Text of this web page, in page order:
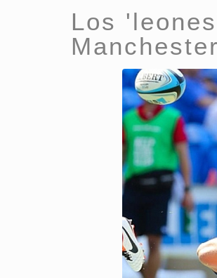
Los
Manchester